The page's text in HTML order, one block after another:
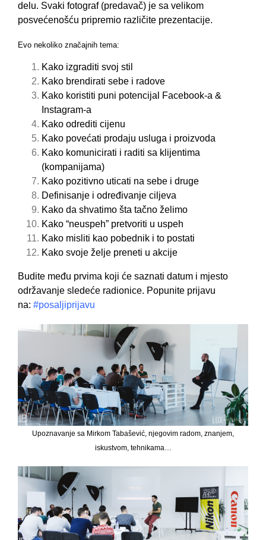
delu. Svaki fotograf (predavač) je sa velikom
posvećenošću pripremio različite prezentacije.
Evo nekoliko značajnih tema:
Kako izgraditi svoj stil
Kako brendirati sebe i radove
Kako koristiti puni potencijal Facebook-a &
Instagram-a
Kako odrediti cijenu
Kako povećati prodaju usluga i proizvoda
Kako komunicirati i raditi sa klijentima
(kompanijama)
Kako pozitivno uticati na sebe i druge
Definisanje i određivanje ciljeva
Kako da shvatimo šta tačno želimo
Kako “neuspeh” pretvoriti u uspeh
Kako misliti kao pobednik i to postati
Kako svoje želje preneti u akcije
Budite među prvima koji će saznati datum i mjesto
održavanje sledeće radionice. Popunite prijavu
na: #posaljiprijavu
Upoznavanje sa Mirkom Tabašević, njegovim radom, znanjem,
iskustvom, tehnikama…